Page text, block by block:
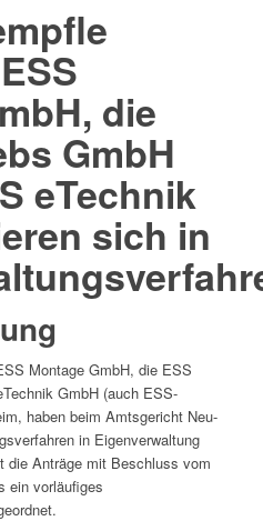
die
GmbH
eTechnik
sich in
Montage GmbH, die ESS
GmbH (auch ESS-
haben beim Amtsgericht Neu-
in Eigenverwaltung
die Anträge mit Beschluss vom
ein vorläufiges